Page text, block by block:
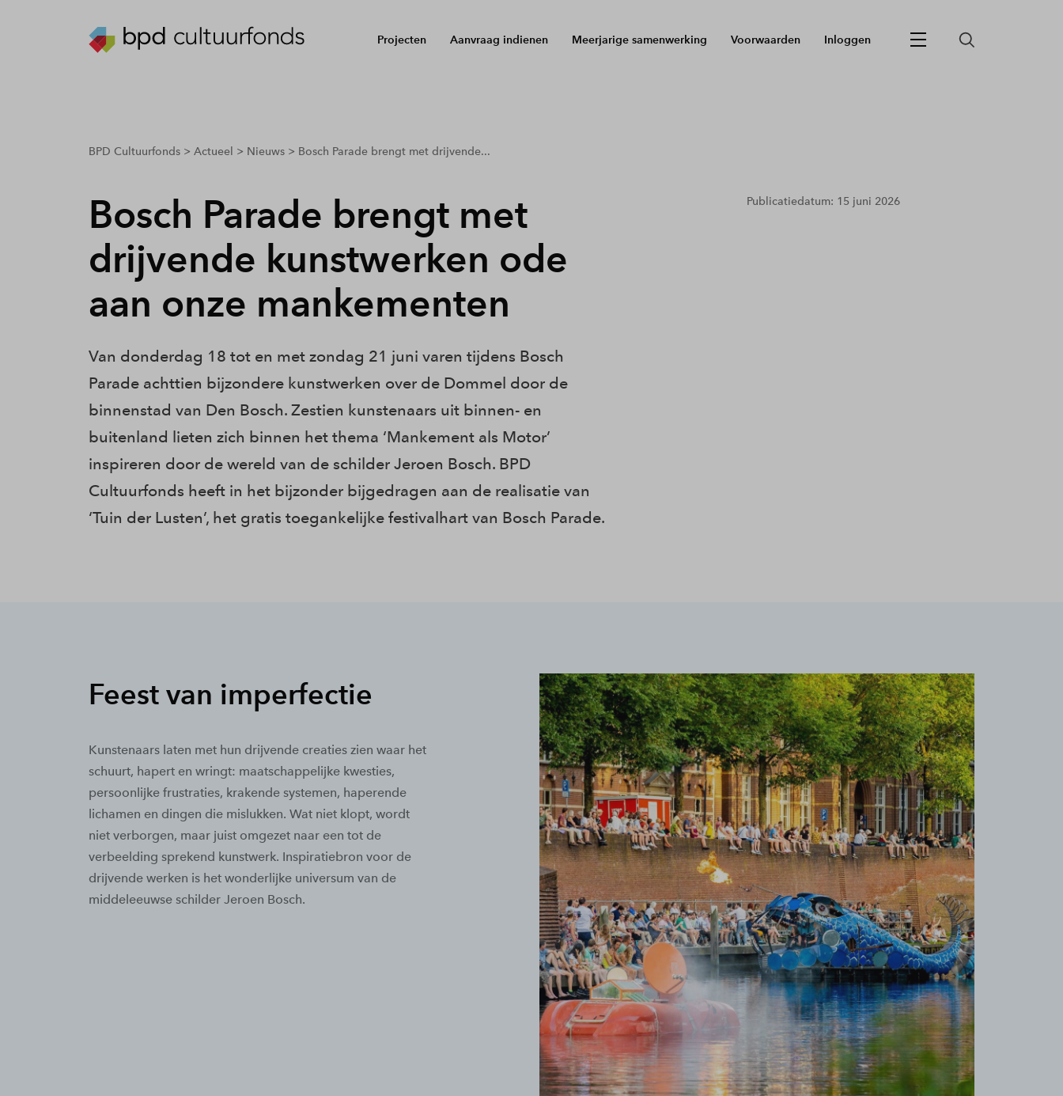
Projecten Aanvraag indienen Meerjarige samenwerking Voorwaarden Inloggen
breadcrumbs.youarehere
BPD Cultuurfonds Actueel Nieuws Bosch Parade brengt met drijvende...
Bosch Parade brengt met
drijvende kunstwerken ode
aan onze mankementen
Van donderdag 18 tot en met zondag 21 juni varen tijdens Bosch
Parade achttien bijzondere kunstwerken over de Dommel door de
binnenstad van Den Bosch. Zestien kunstenaars uit binnen- en
buitenland lieten zich binnen het thema ‘Mankement als Motor’
inspireren door de wereld van de schilder Jeroen Bosch. BPD
Cultuurfonds heeft in het bijzonder bijgedragen aan de realisatie van
‘Tuin der Lusten’, het gratis toegankelijke festivalhart van Bosch Parade.
Publicatiedatum: 15 juni 2026
Feest van imperfectie
Kunstenaars laten met hun drijvende creaties zien waar het
schuurt, hapert en wringt: maatschappelijke kwesties,
persoonlijke frustraties, krakende systemen, haperende
lichamen en dingen die mislukken. Wat niet klopt, wordt
niet verborgen, maar juist omgezet naar een tot de
verbeelding sprekend kunstwerk. Inspiratiebron voor de
drijvende werken is het wonderlijke universum van de
middeleeuwse schilder Jeroen Bosch.